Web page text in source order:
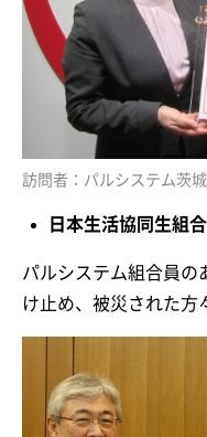
訪問者：パルシステム茨
日本生活協同生組
パルシステム組合員の
け止め、被災された方